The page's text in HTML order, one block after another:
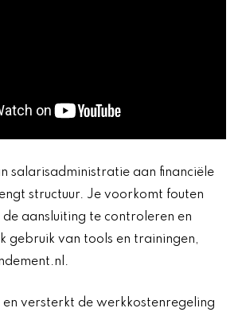
salarisadministratie aan financiële
structuur. Je voorkomt fouten
aansluiting te controleren en
gebruik van tools en trainingen,
versterkt de werkkostenregeling